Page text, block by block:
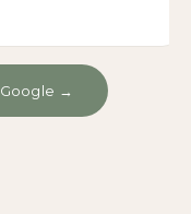
→